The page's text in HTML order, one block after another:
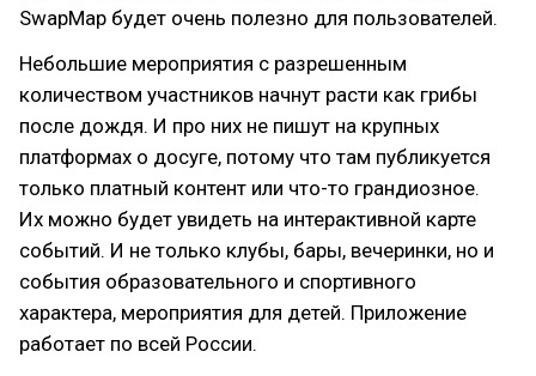
SwapMap будет очень полезно для пользователей.
Небольшие мероприятия с разрешенным
количеством участников начнут расти как грибы
после дождя. И про них не пишут на крупных
платформах о досуге, потому что там публикуется
только платный контент или что-то грандиозное.
Их можно будет увидеть на интерактивной карте
событий. И не только клубы, бары, вечеринки, но и
события образовательного и спортивного
характера, мероприятия для детей. Приложение
работает по всей России.